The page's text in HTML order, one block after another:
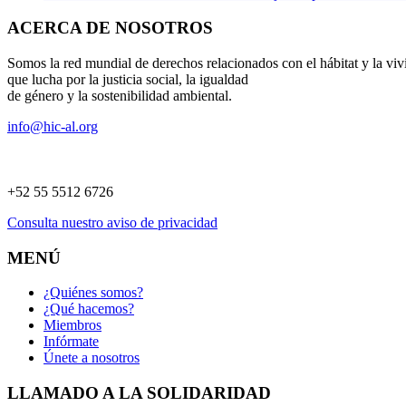
ACERCA DE NOSOTROS
Somos la red mundial de derechos relacionados con el hábitat y la
que lucha por la justicia social, la igualdad
de género y la sostenibilidad ambiental.
info@hic-al.org
+52 55 5512 6726
Consulta nuestro aviso de privacidad
MENÚ
¿Quiénes somos?
¿Qué hacemos?
Miembros
Infórmate
Únete a nosotros
LLAMADO A LA SOLIDARIDAD